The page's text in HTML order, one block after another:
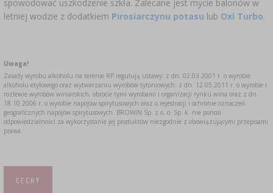
spowodować uszkodzenie szkła. Zalecane jest mycie balonów w
letniej wodzie z dodatkiem Pirosiarczynu potasu lub Oxi Turbo.
Uwaga!
Zasady wyrobu alkoholu na terenie RP regulują ustawy: z dn. 02.03.2001 r. o wyrobie
alkoholu etylowego oraz wytwarzaniu wyrobów tytoniowych: z dn. 12.05.2011 r. o wyrobie i
rozlewie wyrobów winiarskich, obrocie tymi wyrobami i organizacji rynku wina oraz z dn.
18.10.2006 r. o wyrobie napojów spirytusowych oraz o rejestracji i ochronie oznaczeń
geograficznych napojów spirytusowych. BROWIN Sp. z o. o. Sp. k. nie ponosi
odpowiedzialności za wykorzystanie jej produktów niezgodnie z obowiązującymi przepisami
prawa.
CECHY